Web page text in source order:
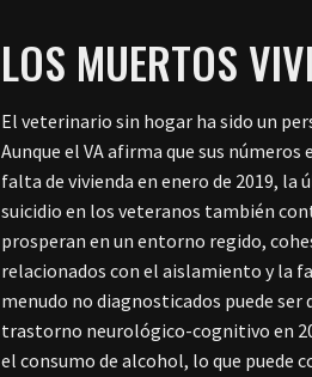
LOS MUERTOS
El veterinario sin hogar ha sido un
Aunque el VA afirma que sus
falta de vivienda en enero de 2019,
suicidio en los veteranos también
prosperan en un entorno regido,
relacionados con el aislamiento y la
menudo no diagnosticados puede
trastorno neurológico-cognitivo en
el consumo de alcohol, lo que puede